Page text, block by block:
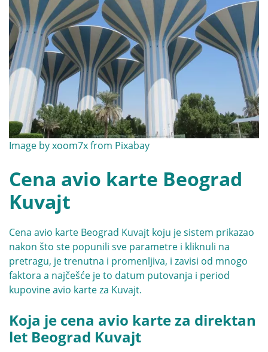
Image byxoom7xfrom Pixabay
Cena avio karte Beograd
Kuvajt
Cena avio karte Beograd Kuvajt koju je sistem prikazao
nakon što ste popunili sve parametre i kliknuli na
pretragu, je trenutna i promenljiva, i zavisi od mnogo
faktora a najčešće je to datum putovanja i period
kupovine avio karte za Kuvajt.
Koja je cena avio karte za direktan
let Beograd Kuvajt